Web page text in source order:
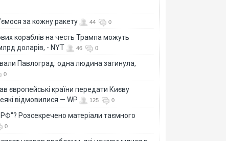
за кожну ракету 44 0
кораблів на честь Трампа можуть
доларів, - NYT
46 0
Павлоград: одна людина загинула,
0
європейські країни передати Києву
відмовилися — WP
125 0
Розсекречено матеріали таємного
0